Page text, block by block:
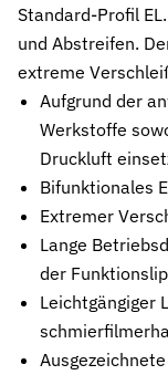
Führungsringe
Stützringe
Anti-Extrusions-
Dämpfungsringe
Kontrollierte
Flachdichtungen
Zuverlässige
Gummiformteile
Präzise geformte
Standard-Profil
und Abstreifen.
extreme
Aufgrund der
Werkstoffe
Druckluft
Bifunktionales
Extremer
Lange
der
Leichtgängiger